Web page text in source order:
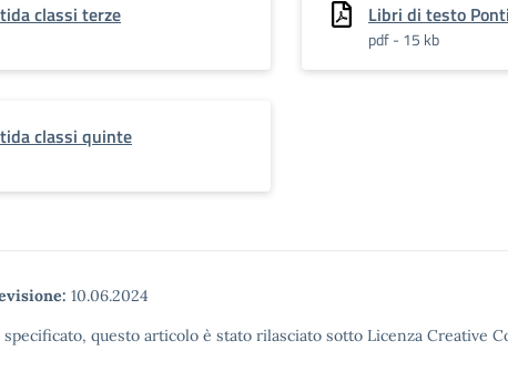
classi terze Libri di testo
pdf - 15 kb
classi quinte
10.06.2024
questo articolo è stato rilasciato sotto Licenza Creative